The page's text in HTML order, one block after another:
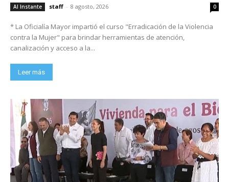
Al Instante staff - 8 agosto, 2026 0
* La Oficialía Mayor impartió el curso "Erradicación de la Violencia
contra la Mujer" para brindar herramientas de atención,
canalización y acceso a la...
Leer más